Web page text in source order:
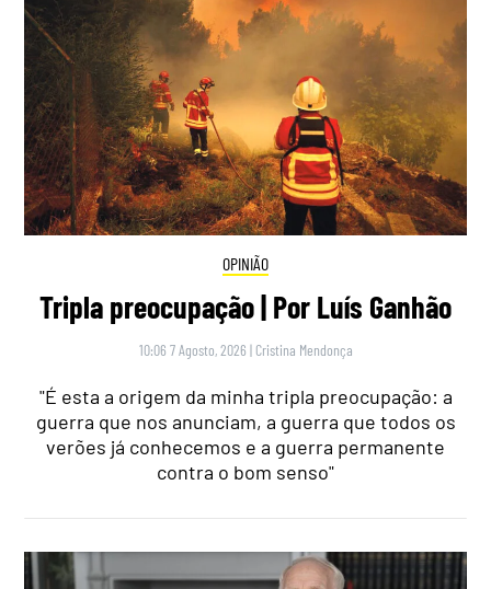
OPINIÃO
Tripla preocupação | Por Luís Ganhão
10:06 7 Agosto, 2026 | Cristina Mendonça
"É esta a origem da minha tripla preocupação: a
guerra que nos anunciam, a guerra que todos os
verões já conhecemos e a guerra permanente
contra o bom senso"